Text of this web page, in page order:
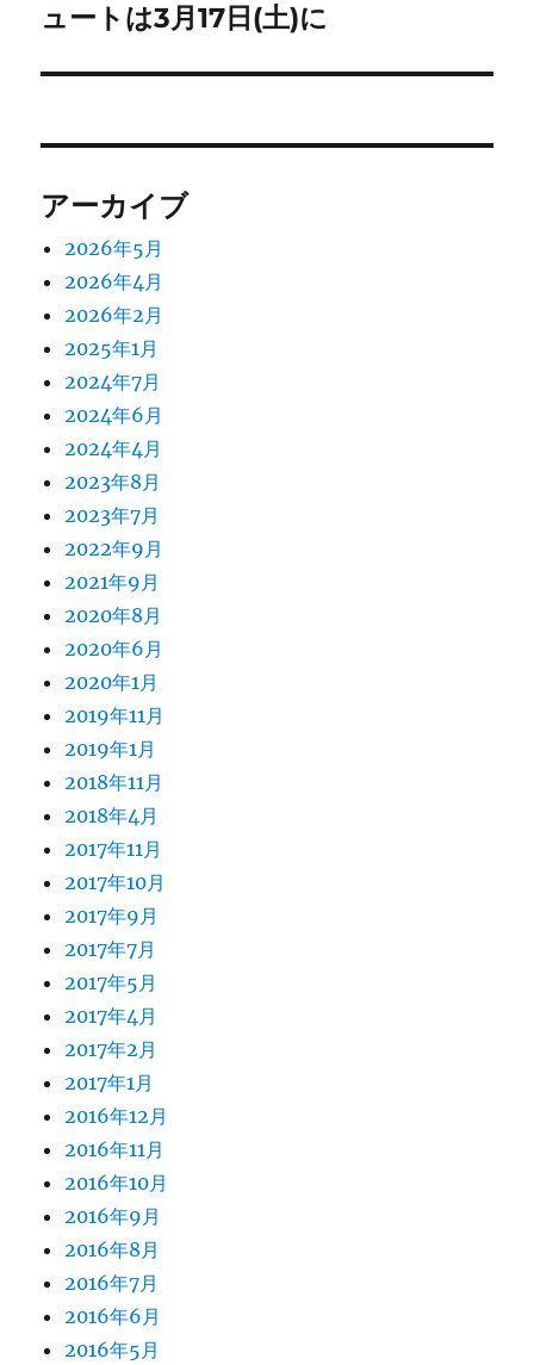
ー
シ
の
稿:
ュートは3月17日(土)に
アーカイブ
2026年5月
2026年4月
2026年2月
2025年1月
2024年7月
2024年6月
2024年4月
2023年8月
2023年7月
2022年9月
2021年9月
2020年8月
2020年6月
2020年1月
2019年11月
2019年1月
2018年11月
2018年4月
2017年11月
2017年10月
2017年9月
2017年7月
2017年5月
2017年4月
2017年2月
2017年1月
2016年12月
2016年11月
2016年10月
2016年9月
2016年8月
2016年7月
2016年6月
2016年5月